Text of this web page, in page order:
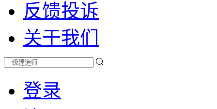
反馈投诉
关于我们
登录